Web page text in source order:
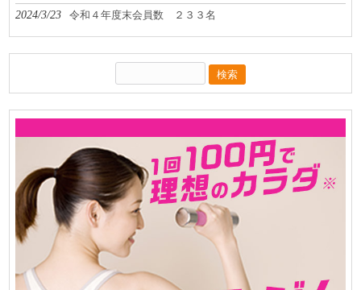
2024/3/23 令和４年度末会員数 ２３３名
索: